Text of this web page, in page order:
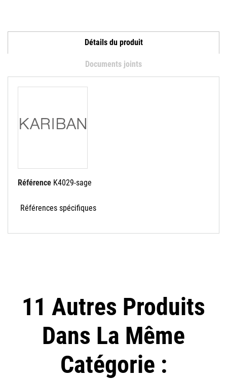
Détails du produit
Documents joints
Référence K4029-sage
Références spécifiques
11 Autres Produits
Dans La Même
Catégorie :